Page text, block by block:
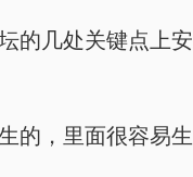
的几处关键点上
的，里面很容易